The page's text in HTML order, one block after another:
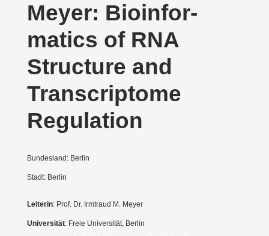
Meyer: Bioin­for­
matics of RNA
Structure and
Transcriptome
Regulation
Bundesland: Berlin
Stadt: Berlin
Leiterin: Prof. Dr. Irmtraud M. Meyer
Univer­sität: Freie Univer­sität, Berlin